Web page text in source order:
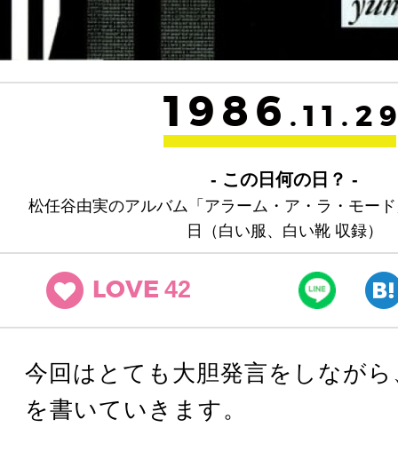
1986
- この日何の日？ -
松任谷由実のアルバム「アラーム・ア・ラ・モー
日（白い服、白い靴 収録）
LOVE 42
今回はとても大胆発言をしなが
を書いていきます。